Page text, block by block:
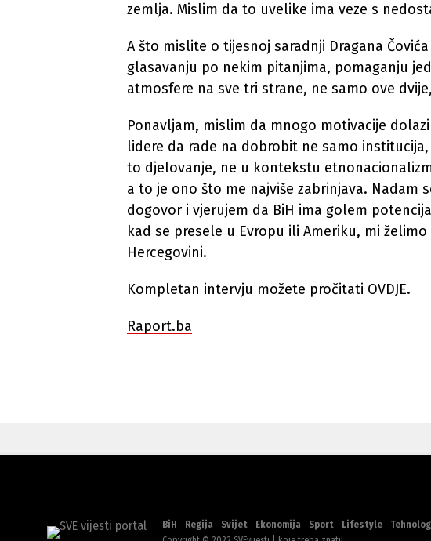
zemlja. Mislim da to uvelike ima veze s
A što mislite o tijesnoj saradnji Dragana
glasavanju po nekim pitanjima, pomaganju
atmosfere na sve tri strane, ne samo ove
Ponavljam, mislim da mnogo motivacije
lidere da rade na dobrobit ne samo
to djelovanje, ne u kontekstu
a to je ono što me najviše zabrinjava. Nadam
dogovor i vjerujem da BiH ima golem
kad se presele u Evropu ili Ameriku, mi
Hercegovini.
Kompletan intervju možete pročitati OVDJE.
Raport.ba
BiH Regija Svijet Ekonomija Sport Lifestyle